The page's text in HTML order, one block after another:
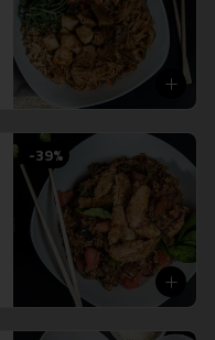
-39%